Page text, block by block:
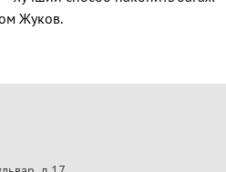
Жуков.